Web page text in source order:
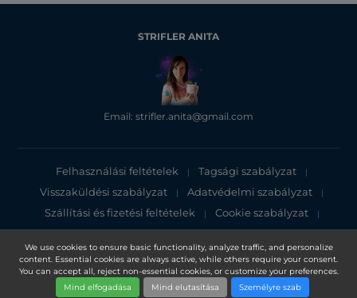
We use cookies to ensure basic functionality, analyze traffic, and personalize
content. Essential cookies are always active, while others require your consent.
You can accept all, reject non-essential cookies, or customize your preferences.
Mind elfogadása
Mind elutasítása Személyre szab
STRIFLER ANITA
Email: strifler.anita@gmail.com
Felhasználási feltételek | Tagsági szabályzat |
Visszaküldési szabályzat | Adatvédelmi szabályzat |
Szállítási és fizetési feltételek | Cookie szabályzat |
Adatvédelmi tájékoztató
Copyright 2025, DXN Holdings Bhd. 199501033918 (363120-V)